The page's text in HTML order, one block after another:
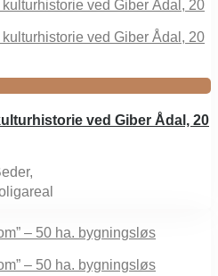
ved Giber Ådal, 20